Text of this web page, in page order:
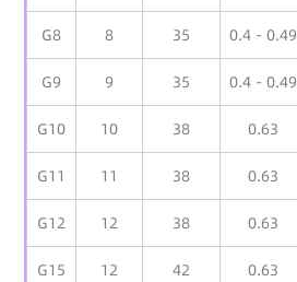
G8 8 35 0.4 - 0.49
G9 9 35 0.4 - 0.49
G10 10 38 0.63
G11 11 38 0.63
G12 12 38 0.63
G15 12 42 0.63